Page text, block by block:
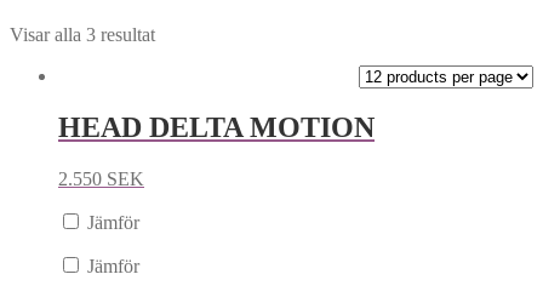
Visar alla 3 resultat
HEAD DELTA MOTION
2.550 SEK
Jämför
Jämför